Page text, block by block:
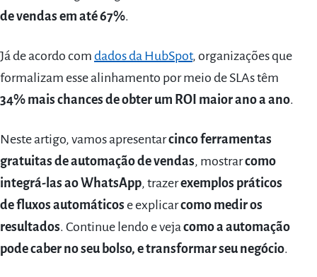
de vendas em até 67%.
Já de acordo com dados da HubSpot, organizações que
formalizam esse alinhamento por meio de SLAs têm
34% mais chances de obter um ROI maior ano a ano.
Neste artigo, vamos apresentarcinco ferramentas
gratuitas de automação de vendas, mostrarcomo
integrá-las ao WhatsApp, trazerexemplos práticos
de fluxos automáticos e explicarcomo medir os
resultados. Continue lendo e vejacomo a automação
pode caber no seu bolso, e transformar seu negócio.